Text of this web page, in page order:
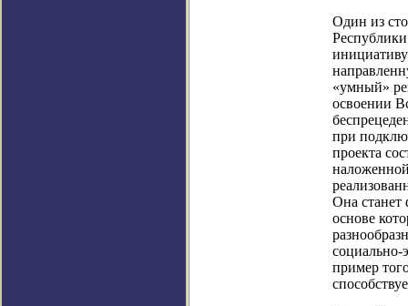
Один из
«умный»
освоении
при
проекта
Она станет
основе
социально-
пример